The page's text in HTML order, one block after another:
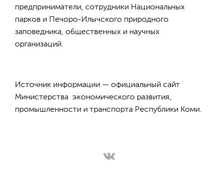
предприниматели, сотрудники Национальных
парков и Печоро-Илычского природного
заповедника, общественных и научных
организаций.
Источник информации — официальный сайт
Министерства экономического развития,
промышленности и транспорта Республики Коми.